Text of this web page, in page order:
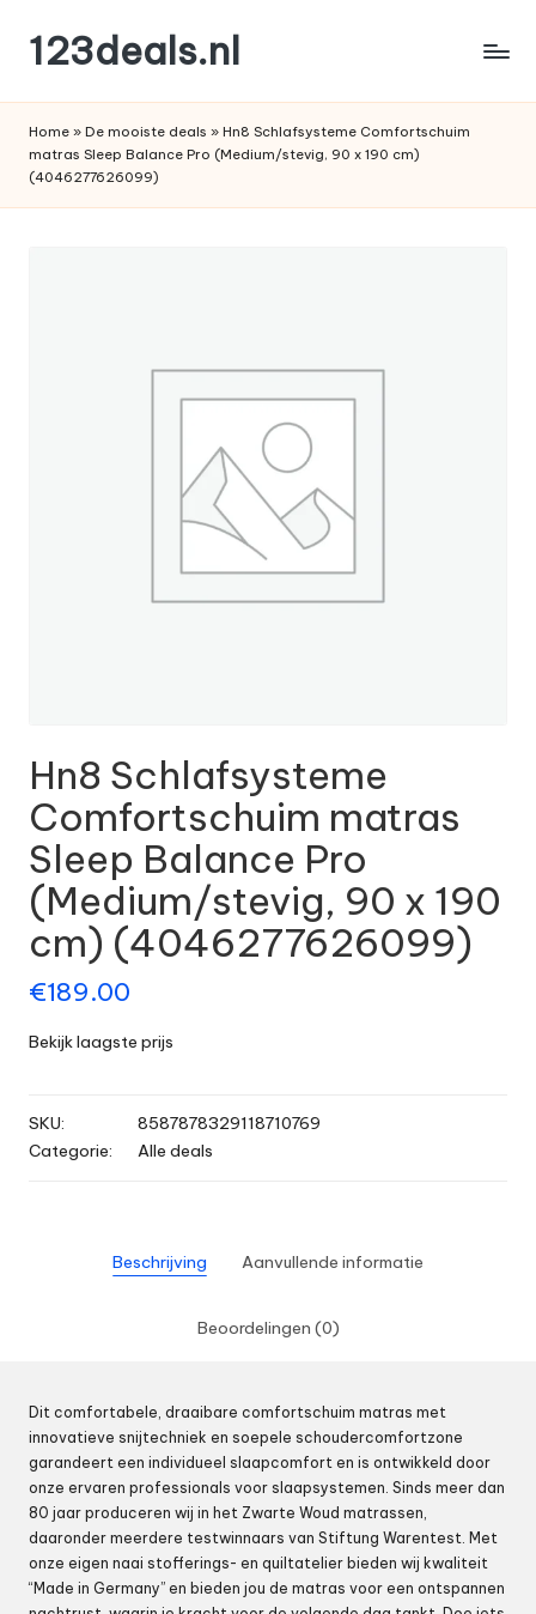
de
inhoud
123deals.nl
deals
Home » De mooiste deals » Hn8 Schlafsysteme Comfortschuim
matras Sleep Balance Pro (Medium/stevig, 90 x 190 cm)
(4046277626099)
Hn8 Schlafsysteme
Comfortschuim matras
Sleep Balance Pro
(Medium/stevig, 90 x 190
cm) (4046277626099)
€189.00
Bekijk laagste prijs
SKU:
8587878329118710769
Categorie:
Alle deals
Beschrijving Aanvullende informatie
Beoordelingen (0)
Dit comfortabele, draaibare comfortschuim matras met
innovatieve snijtechniek en soepele schoudercomfortzone
garandeert een individueel slaapcomfort en is ontwikkeld door
onze ervaren professionals voor slaapsystemen. Sinds meer dan
80 jaar produceren wij in het Zwarte Woud matrassen,
daaronder meerdere testwinnaars van Stiftung Warentest. Met
onze eigen naai stofferings- en quiltatelier bieden wij kwaliteit
“Made in Germany” en bieden jou de matras voor een ontspannen